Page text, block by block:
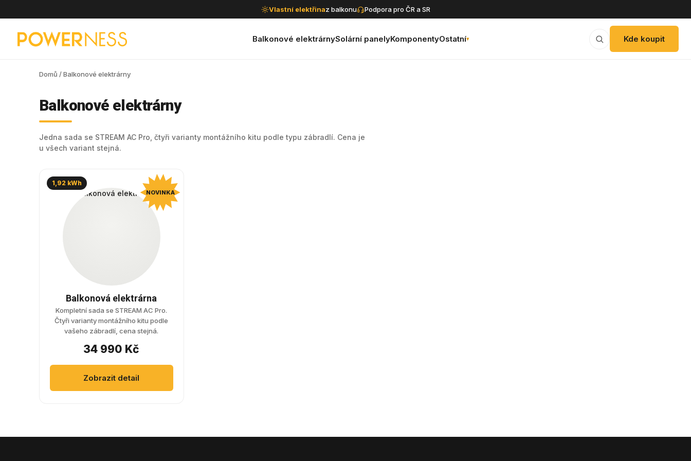
Vlastní elektřinaz balkonu Podpora pro ČR a SR
Balkonové elektrárnySolární panelyKomponentyOstatní▾ Kde koupit
Domů / Balkonové elektrárny
Balkonové elektrárny
Jedna sada se STREAM AC Pro, čtyři varianty montážního kitu podle typu zábradlí. Cena je
u všech variant stejná.
1,92 kWh
NOVINKA
Balkonová elektrárna
Kompletní sada se STREAM AC Pro.
Čtyři varianty montážního kitu podle
vašeho zábradlí, cena stejná.
34 990 Kč
Zobrazit detail